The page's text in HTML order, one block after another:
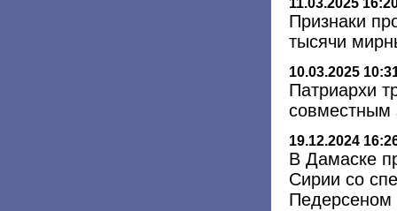
Признаки
тысячи
10.03.2025
Патриархи
совместным
19.12.2024
В Дамаске
Сирии со
Педерсеном